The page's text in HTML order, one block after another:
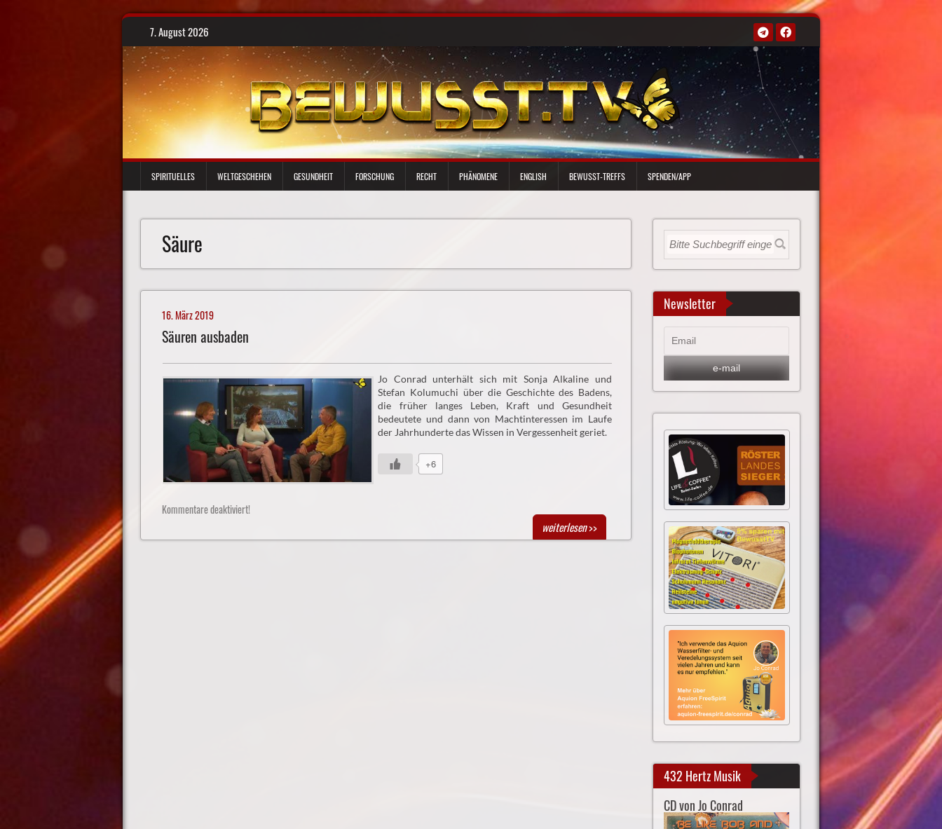
Skip
content
7. August 2026
SPIRITUELLES WELTGESCHEHEN GESUNDHEIT FORSCHUNG RECHT PHÄNOMENE ENGLISH BEWUSST-TREFFS SPENDEN/APP
Säure
16. März 2019
Säuren ausbaden
Jo Conrad unterhält sich mit Sonja Alkaline und
Stefan Kolumuchi über die Geschichte des Badens,
die früher langes Leben, Kraft und Gesundheit
bedeutete und dann von Machtinteressen im Laufe
der Jahrhunderte das Wissen in Vergessenheit geriet.
+6
Kommentare deaktiviert!
weiterlesen>>
Newsletter
432 Hertz Musik
CD von Jo Conrad